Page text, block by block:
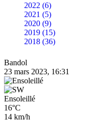
2022 (6)
2021 (5)
2020 (9)
2019 (15)
2018 (36)
Bandol
23 mars 2023, 16:31
Ensoleillé
16°C
14 km/h